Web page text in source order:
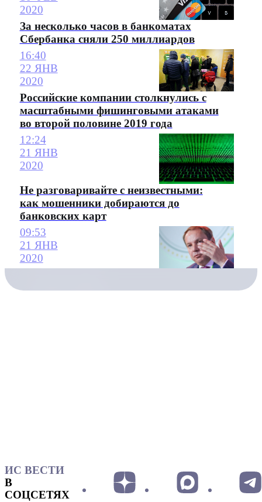
2020
За несколько часов в банкоматах
Сбербанка сняли 250 миллиардов
16:40
22 ЯНВ
2020
Российские компании столкнулись с
масштабными фишинговыми атаками
во второй половине 2019 года
12:24
21 ЯНВ
2020
Не разговаривайте с неизвестными:
как мошенники добираются до
банковских карт
09:53
21 ЯНВ
2020
ИС ВЕСТИ
В
СОЦСЕТЯХ